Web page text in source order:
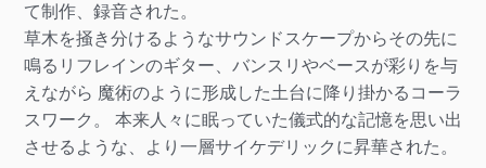
て制作、録音された。
草木を掻き分けるようなサウンドスケープからその先に
鳴るリフレインのギター、バンスリやベースが彩りを与
えながら 魔術のように形成した土台に降り掛かるコーラ
スワーク。 本来人々に眠っていた儀式的な記憶を思い出
させるような、より一層サイケデリックに昇華された。